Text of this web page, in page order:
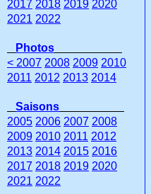
2017 2018 2019 2020
2021 2022
Photos
< 2007 2008 2009 2010
2011 2012 2013 2014
Saisons
2005 2006 2007 2008
2009 2010 2011 2012
2013 2014 2015 2016
2017 2018 2019 2020
2021 2022